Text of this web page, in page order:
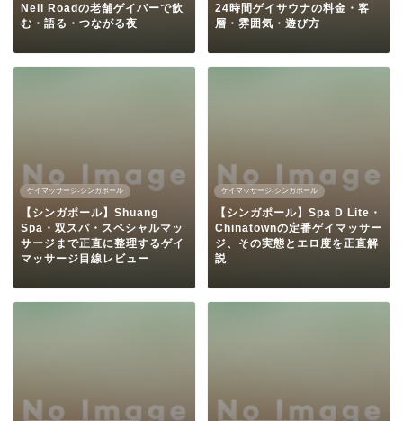
Neil Roadの老舗ゲイバーで飲
む・語る・つながる夜
24時間ゲイサウナの料金・客
層・雰囲気・遊び方
ゲイマッサージ-シンガポール
【シンガポール】Shuang
Spa・双スパ・スペシャルマッ
サージまで正直に整理するゲイ
マッサージ目線レビュー
ゲイマッサージ-シンガポール
【シンガポール】Spa D Lite・
Chinatownの定番ゲイマッサー
ジ、その実態とエロ度を正直解
説